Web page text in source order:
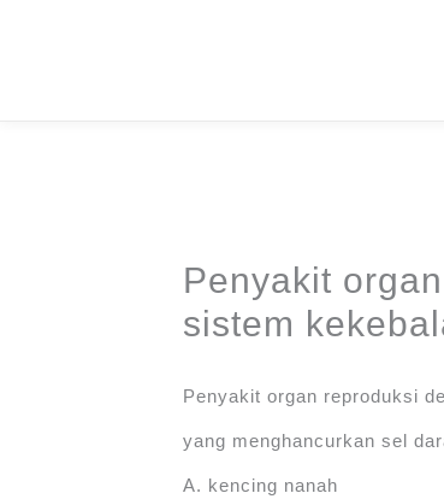
Penyakit
sistem
Penyakit organ reproduksi
yang menghancurkan sel
A. kencing nanah